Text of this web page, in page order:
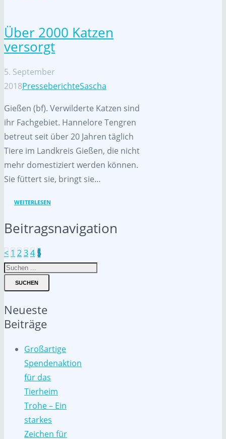
Über 2000 Katzen
versorgt
5. September
2018PresseberichteSascha
Gießen (bf). Verwilderte Katzen sind
ihr Fachgebiet. Hannelore Tengren
betreut seit über 20 Jahren täglich
Tiere im Landkreis Gießen, die nicht
mehr domestiziert werden können.
Sie füttert sie, bringt sie…
WEITERLESEN
Beitragsnavigation
< 1 234 5
SUCHEN
Neueste
Beiträge
Großartige
Spendenaktion
für das
Tierheim
Trohe – Ein
starkes
Zeichen für